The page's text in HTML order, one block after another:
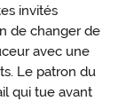
invités
de changer de
avec une
Le patron du
qui tue avant